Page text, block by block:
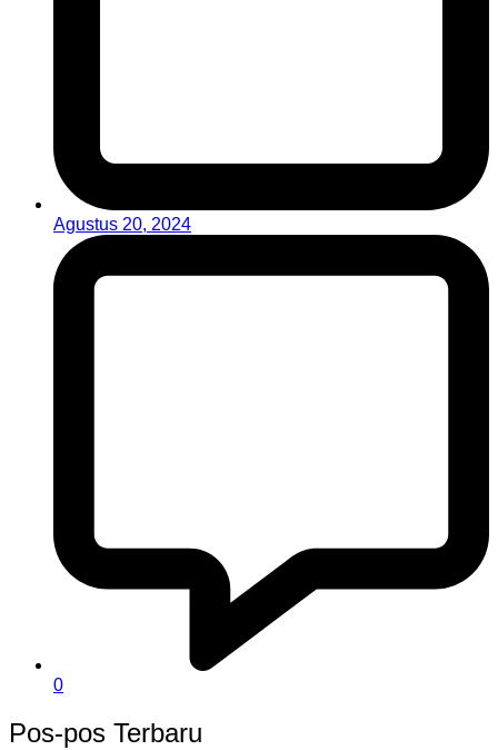
Agustus 20, 2024
0
Pos-pos Terbaru